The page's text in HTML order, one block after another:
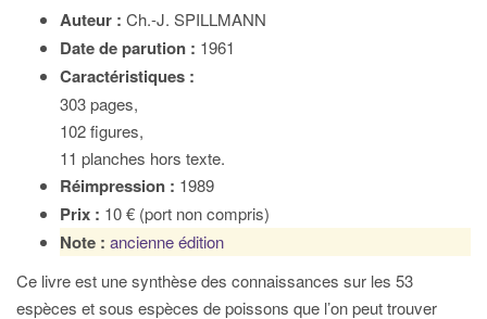
Auteur : Ch.-J. SPILLMANN
Date de parution : 1961
Caractéristiques :
303 pages,
102 figures,
11 planches hors texte.
Réimpression : 1989
Prix : 10 € (port non compris)
Note : ancienne édition
Ce livre est une synthèse des connaissances sur les 53
espèces et sous espèces de poissons que l’on peut trouver